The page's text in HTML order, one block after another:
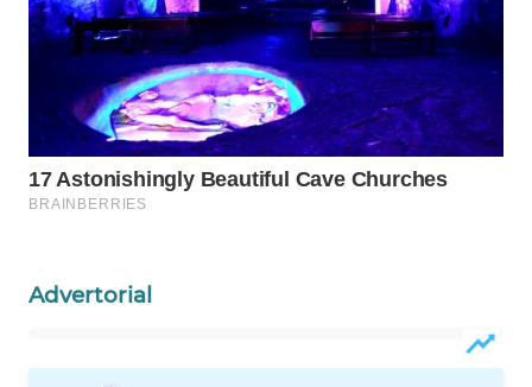
Advertorial
WAHANA
PERSONA
WAHANA
OTOMOTIF
WAHANA
WAHANA